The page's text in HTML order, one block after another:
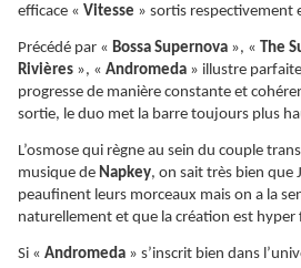
efficace « Vitesse » sortis respectivement
Précédé par « Bossa Supernova », « The
Rivières », « Andromeda » illustre
progresse de manière constante et
sortie, le duo met la barre toujours plus
L’osmose qui règne au sein du couple
musique de Napkey, on sait très bien que
peaufinent leurs morceaux mais on a la
naturellement et que la création est hyper
Si « Andromeda » s’inscrit bien dans